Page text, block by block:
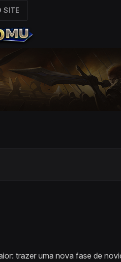
SITE
trazer uma nova fase de